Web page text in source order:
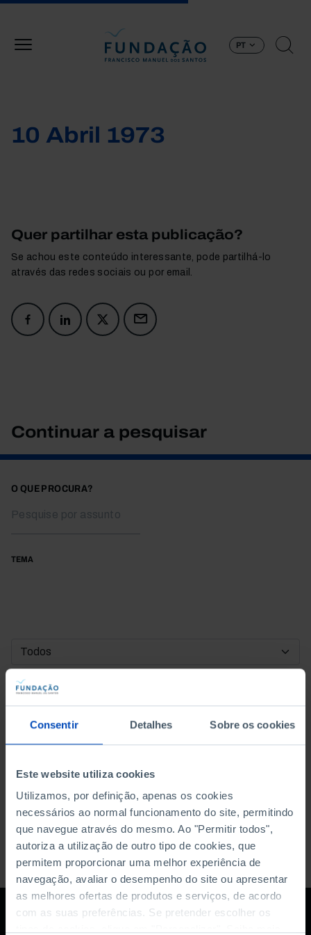
Consentir Detalhes Sobre os cookies
Este website utiliza cookies
Utilizamos, por definição, apenas os cookies
necessários ao normal funcionamento do site, permitindo
que navegue através do mesmo. Ao "Permitir todos",
autoriza a utilização de outro tipo de cookies, que
permitem proporcionar uma melhor experiência de
navegação, avaliar o desempenho do site ou apresentar
as melhores ofertas de produtos e serviços, de acordo
com as suas preferências. Se pretender escolher os
PT
10 Abril 1973
Quer partilhar esta publicação?
Se achou este conteúdo interessante, pode partilhá-lo
através das redes sociais ou por email.
Continuar a pesquisar
O QUE PROCURA?
TEMA
DATA DE INÍCIO
DATA DE FIM